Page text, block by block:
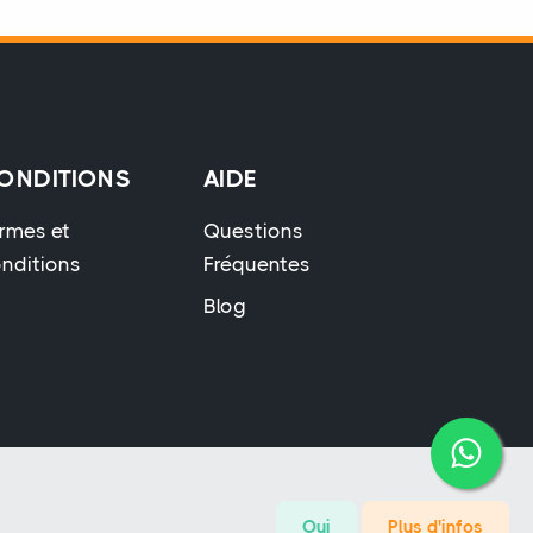
et
AIDE
Questions
Fréquentes
Blog
Oui Plus d'infos